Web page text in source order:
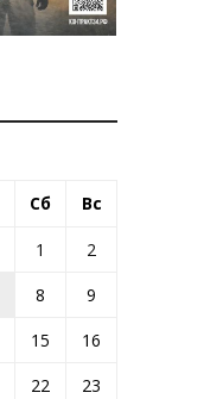
Сб Вс
1
2
8
9
15
16
22
23